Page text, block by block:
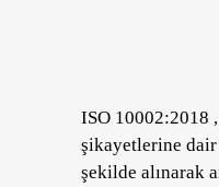
ISO 10002:2018
şikayetlerine
şekilde alınarak